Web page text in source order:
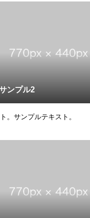
ンプル2
。サンプルテキスト。